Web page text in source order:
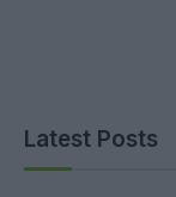
Latest Posts